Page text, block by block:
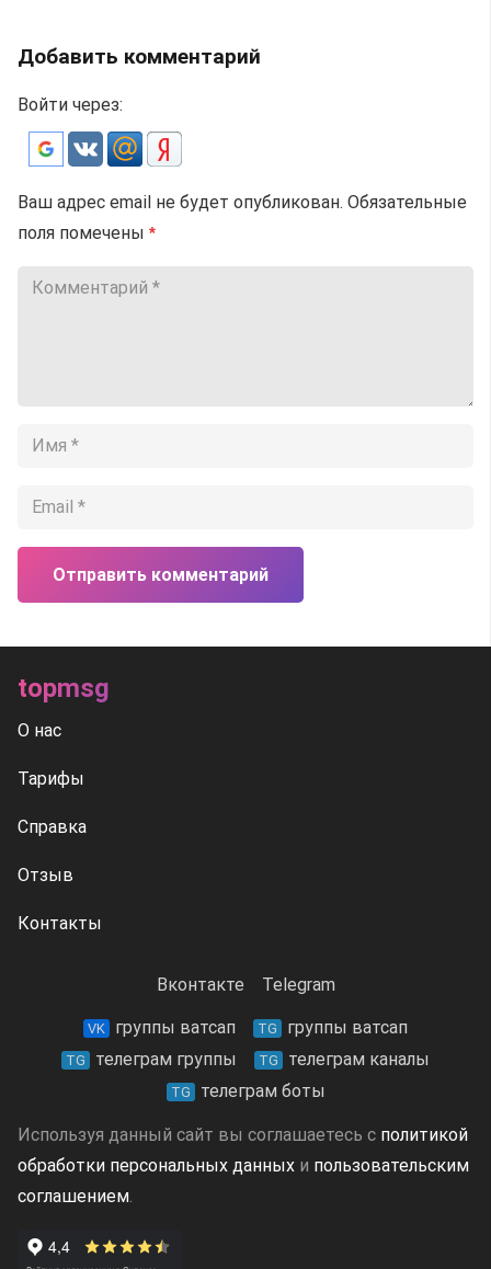
Добавить комментарий
Войти через:
Ваш адрес email не будет опубликован. Обязательные
поля помечены *
Отправить комментарий
topmsg
О нас
Тарифы
Справка
Отзыв
Контакты
Вконтакте Telegram
VK группы ватсап TG группы ватсап
TG телеграм группы TG телеграм каналы
TG телеграм боты
Используя данный сайт вы соглашаетесь с политикой
обработки персональных данных и пользовательским
соглашением.